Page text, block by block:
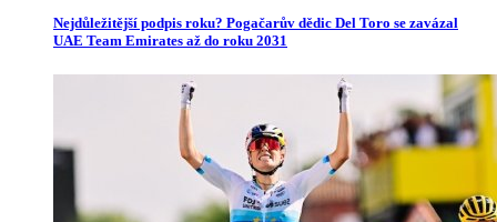
Nejdůležitější podpis roku? Pogačarův dědic Del Toro se zavázal
UAE Team Emirates až do roku 2031